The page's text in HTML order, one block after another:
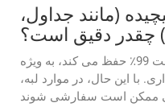
(مانند جداول،
چقدر دقیق است؟
موتور ما قالب بندی اصلی را با دقت 99٪ حفظ می کند، به ویژه
با این حال، در موارد لبه،